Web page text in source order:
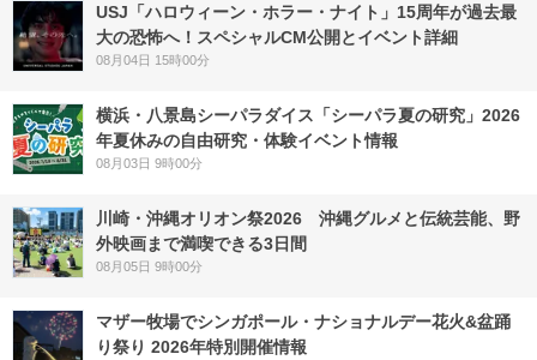
USJ「ハロウィーン・ホラー・ナイト」15周年が過去最
大の恐怖へ！スペシャルCM公開とイベント詳細
08月04日 15時00分
横浜・八景島シーパラダイス「シーパラ夏の研究」2026
年夏休みの自由研究・体験イベント情報
08月03日 9時00分
川崎・沖縄オリオン祭2026 沖縄グルメと伝統芸能、野
外映画まで満喫できる3日間
08月05日 9時00分
マザー牧場でシンガポール・ナショナルデー花火&盆踊
り祭り 2026年特別開催情報